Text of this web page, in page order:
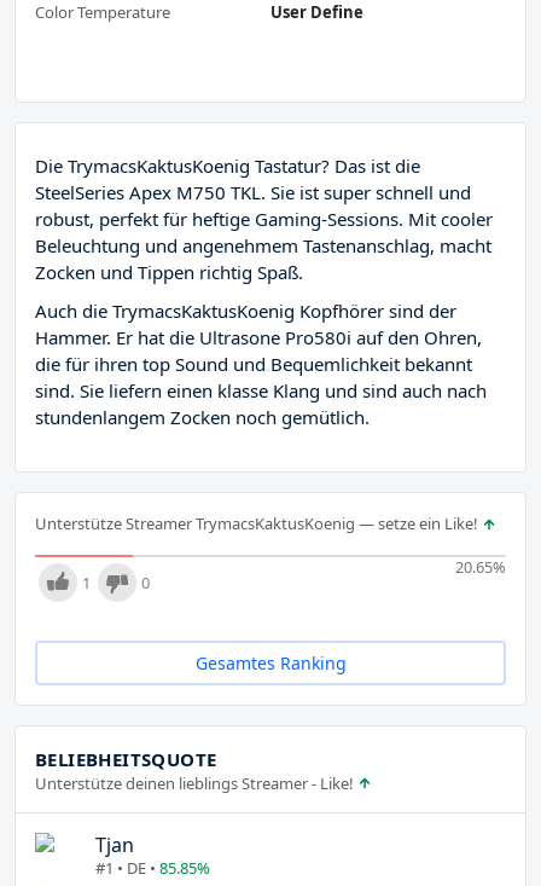
Color Temperature
User Define
Die TrymacsKaktusKoenig Tastatur? Das ist die
SteelSeries Apex M750 TKL. Sie ist super schnell und
robust, perfekt für heftige Gaming-Sessions. Mit cooler
Beleuchtung und angenehmem Tastenanschlag, macht
Zocken und Tippen richtig Spaß.
Auch die TrymacsKaktusKoenig Kopfhörer sind der
Hammer. Er hat die Ultrasone Pro580i auf den Ohren,
die für ihren top Sound und Bequemlichkeit bekannt
sind. Sie liefern einen klasse Klang und sind auch nach
stundenlangem Zocken noch gemütlich.
Unterstütze Streamer TrymacsKaktusKoenig — setze ein Like!
20.65%
1 0
Gesamtes Ranking
BELIEBHEITSQUOTE
Unterstütze deinen lieblings Streamer - Like!
Tjan
#1 • DE • 85.85%